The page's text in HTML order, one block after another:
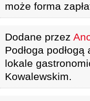
może forma
Dodane przez
Podłoga
lokale
Kowalewskim.